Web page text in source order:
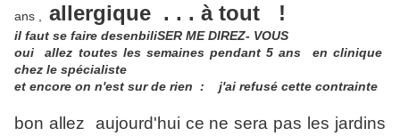
ans , allergique . . . à tout !
il faut se faire desenbiliSER ME DIREZ- VOUS
oui allez toutes les semaines pendant 5 ans en clinique
chez le spécialiste
et encore on n'est sur de rien : j'ai refusé cette contrainte
bon allez aujourd'hui ce ne sera pas les jardins